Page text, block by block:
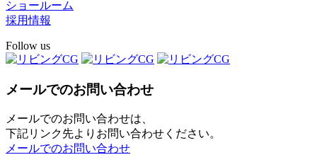
ショールーム
採用情報
Follow us
メールでのお問い合わせ
メールでのお問い合わせは、
下記リンク先よりお問い合わせください。
メールでのお問い合わせ